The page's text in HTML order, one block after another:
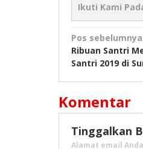
Ikuti Kami
Navigasi
pos
Pos sebelumnya
Ribuan Santri
Santri 2019 di
Komentar
Tinggalkan
Alamat email